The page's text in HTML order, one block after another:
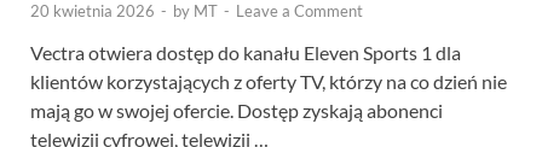
20 kwietnia 2026 - by MT - Leave a Comment
Vectra otwiera dostęp do kanału Eleven Sports 1 dla
klientów korzystających z oferty TV, którzy na co dzień nie
mają go w swojej ofercie. Dostęp zyskają abonenci
telewizji cyfrowej, telewizji …